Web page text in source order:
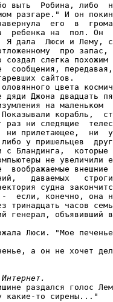
выть  Робина, либо
разгаре." И он
его  в
ребенка на  пол. Он
Я дала  Люси и Лему,
про
слегка
сообщения,
сайтов.
цвета
дяди Джона двадцать
на
корабль,
раз ни следящие
ни прилетающее,  ни
у пришельцев
с Бландинга,  которые
не увеличили
воображаемые
даваемых
судна
если, конечно, она
тринадцать часов
генерал, объявивший
Люси. "Мое
а он не хочет
Интернет.
раздался голос
какие-то сирены..."